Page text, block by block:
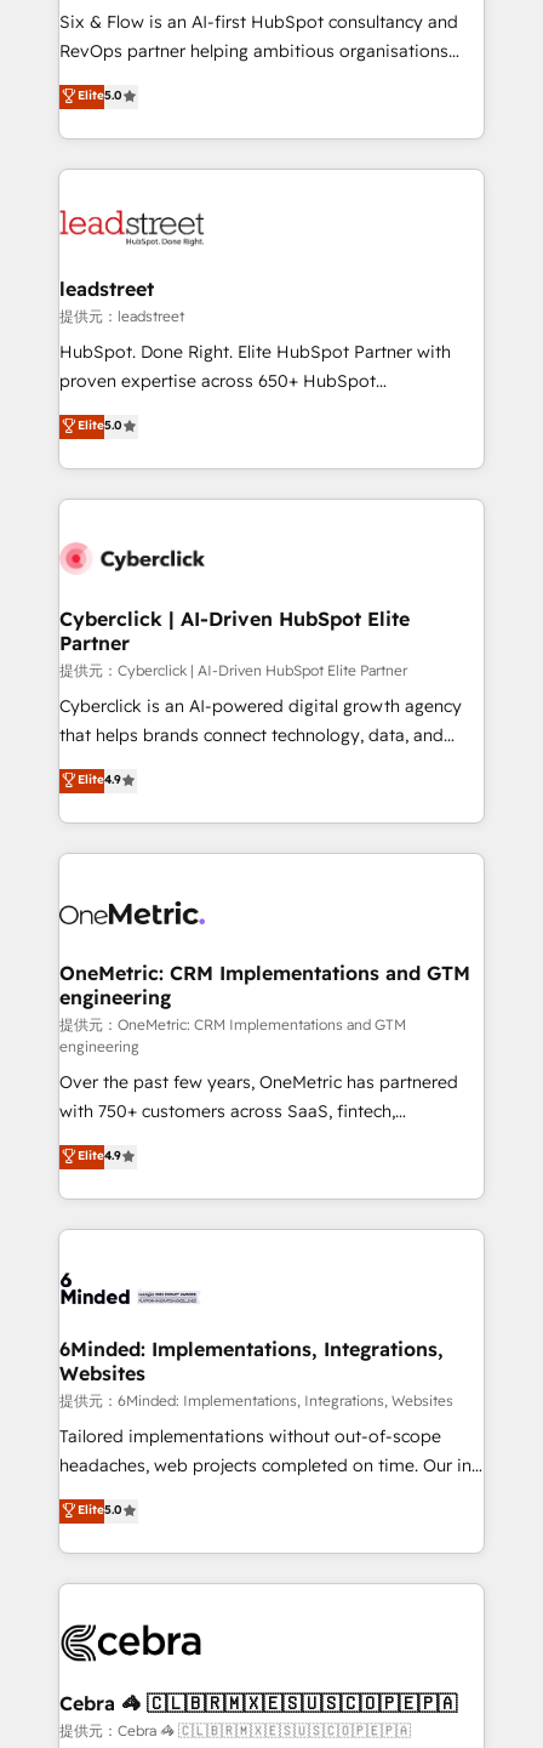
commercialization, real estate, health, education,
SaaS, Software Dev & IT and consulting, make the
the United States, EU, UAE, Mexico and Latin
America. From casual user to super fan: make
Six & Flow is an AI-first HubSpot consultancy and
RevOps partner helping ambitious organisations
grow with clarity, confidence, and intelligence.
Operating across the UK, Netherlands, Ireland, and
Canada, we’ve delivered thousands of successful
HubSpot projects for mid-market and enterprise
combine HubSpot, data, and AI to design connected
and technology for predictable, scalable revenue
growth. Our expertise spans RevOps, CRM and data
architecture, AI enablement, and strategic marketing,
delivered through our proprietary FLAIR framework
Partner and ISO 27001:2022 certified consultancy,
we blend strategy, creativity, and technology to help
Elite5.0
leadstreet
提供元：leadstreet
HubSpot. Done Right. Elite HubSpot Partner with
proven expertise across 650+ HubSpot
implementations. With 12+ years of HubSpot
experience, we help you use the HubSpot platform
to its fullest capacity, improve your current HubSpot
website, or build your new one.
Elite5.0
Cyberclick | AI-Driven HubSpot Elite
Partner
提供元：Cyberclick | AI-Driven HubSpot Elite Partner
Cyberclick is an AI-powered digital growth agency
that helps brands connect technology, data, and
creativity to achieve measurable results. Founded in
Barcelona and operating across Spain, LATAM, and
the UK, we support global companies in building
smarter marketing, sales, and customer success
Iberia (Spain & Portugal), we combine human insight
growth. Our multidisciplinary team designs solutions
that simplify complexity, boost performance, and
turn innovation into real impact. 🌍 Highlights •
HubSpot Partner since 2012 • 2022 EMEA Impact
Award: Best Integration • 150+ successful HubSpot
projects • Clients in 30+ industries • Proprietary
technology for integrations • Multilingual team:
English, Spanish, Portuguese & Italian 👉 Grow
smarter with AI and HubSpot.
Elite4.9
OneMetric: CRM Implementations and GTM
engineering
提供元：OneMetric: CRM Implementations and GTM
engineering
Over the past few years, OneMetric has partnered
with 750+ customers across SaaS, fintech,
healthcare, real estate, and other industries. With
150+ HubSpot-certified experts, we deliver scalable
solutions to complex GTM and RevOps challenges.
Our Expertise 🔹 Onboarding & Implementation:
tailored to your GTM motion. 🔹 Migrations:
from other CRMs to HubSpot without data loss or
downtime. 🔹 RevOps Strategy: Align teams,
processes, and data to drive revenue efficiency. 🔹
Integrations: Connect HubSpot with your tech stack
for better adoption. 🔹 Custom Solutions: Build
SOC 2 Type II and ISO 27001 certified, reinforcing
our commitment to data security and compliance. At
Elite4.9
6Minded: Implementations, Integrations,
Websites
提供元：6Minded: Implementations, Integrations, Websites
Tailored implementations without out-of-scope
headaches, web projects completed on time. Our in-
house team of certified CRM architects, experts,
developers, designers, and marketers handles all
aspects of your HubSpot. ✨ 400+ global clients ✨
100+ seamless migrations from 15+ different CRMs
implementations, and 5,000+ pages ✨ CS: Clients
CS: 245% organic growth & +751% new visitors for a
full-funnel HubSpot project ✨ CS: 415% conversion
Elite5.0
Cebra 🦓 🇨🇱🇧🇷🇲🇽🇪🇸🇺🇸🇨🇴🇵🇪🇵🇦
提供元：Cebra 🦓 🇨🇱🇧🇷🇲🇽🇪🇸🇺🇸🇨🇴🇵🇪🇵🇦